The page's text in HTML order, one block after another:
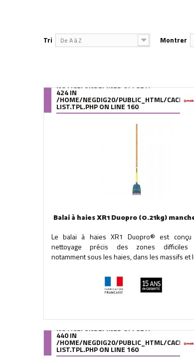
Tri De A à Z Montrer
NOTICE: UNDEFINED OFFSET:
424 IN
/HOME/NEGDIG20/PUBLIC_HTML/
LIST.TPL.PHPON LINE 160
Balai à haies XR1 Duopro (0.21kg)
Le balai à haies XR1 Duopro® est
nettoyage précis des zones difficiles
notamment sous les haies, dans les massifs et
NOTICE: UNDEFINED OFFSET:
440 IN
/HOME/NEGDIG20/PUBLIC_HTML/
LIST.TPL.PHPON LINE 160